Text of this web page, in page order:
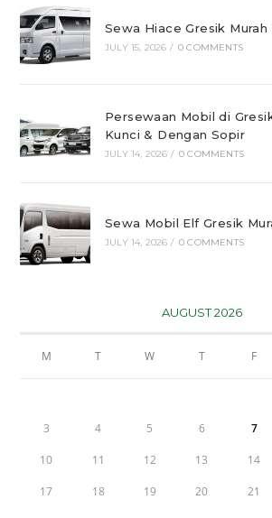
Sewa Hiace Gresik
JULY 15, 2026 / 0 COMMENTS
Persewaan Mobil di
Kunci & Dengan Sopir
JULY 14, 2026 / 0 COMMENTS
Sewa Mobil Elf Gresik
JULY 14, 2026 / 0 COMMENTS
AUGUST 2026
M T W T F
3 4 5 6 7
10 11 12 13 14
17 18 19 20 21